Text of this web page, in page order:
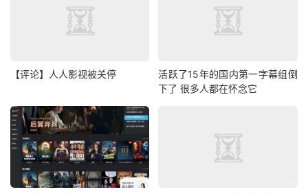
【评论】人人影视被关停
活跃了15年的国内第一字幕组倒
下了 很多人都在怀念它